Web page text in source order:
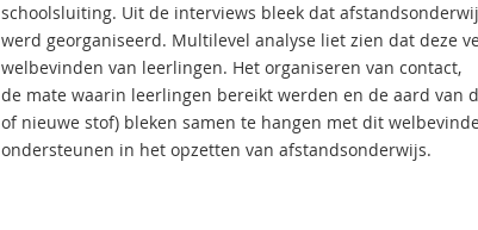
schoolsluiting. Uit de interviews bleek dat
werd georganiseerd. Multilevel analyse liet zien dat deze
welbevinden van leerlingen. Het organiseren van contact,
de mate waarin leerlingen bereikt werden en de aard van
of nieuwe stof) bleken samen te hangen met dit
ondersteunen in het opzetten van afstandsonderwijs.